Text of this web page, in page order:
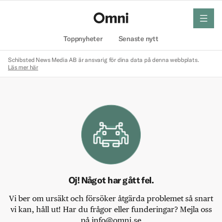
Toppnyheter Senaste nytt
meny
Schibsted News Media AB är ansvarig för dina data på denna webbplats.
Läs mer här
Oj! Något har gått fel.
Vi ber om ursäkt och försöker åtgärda problemet så snart
vi kan, håll ut! Har du frågor eller funderingar? Mejla oss